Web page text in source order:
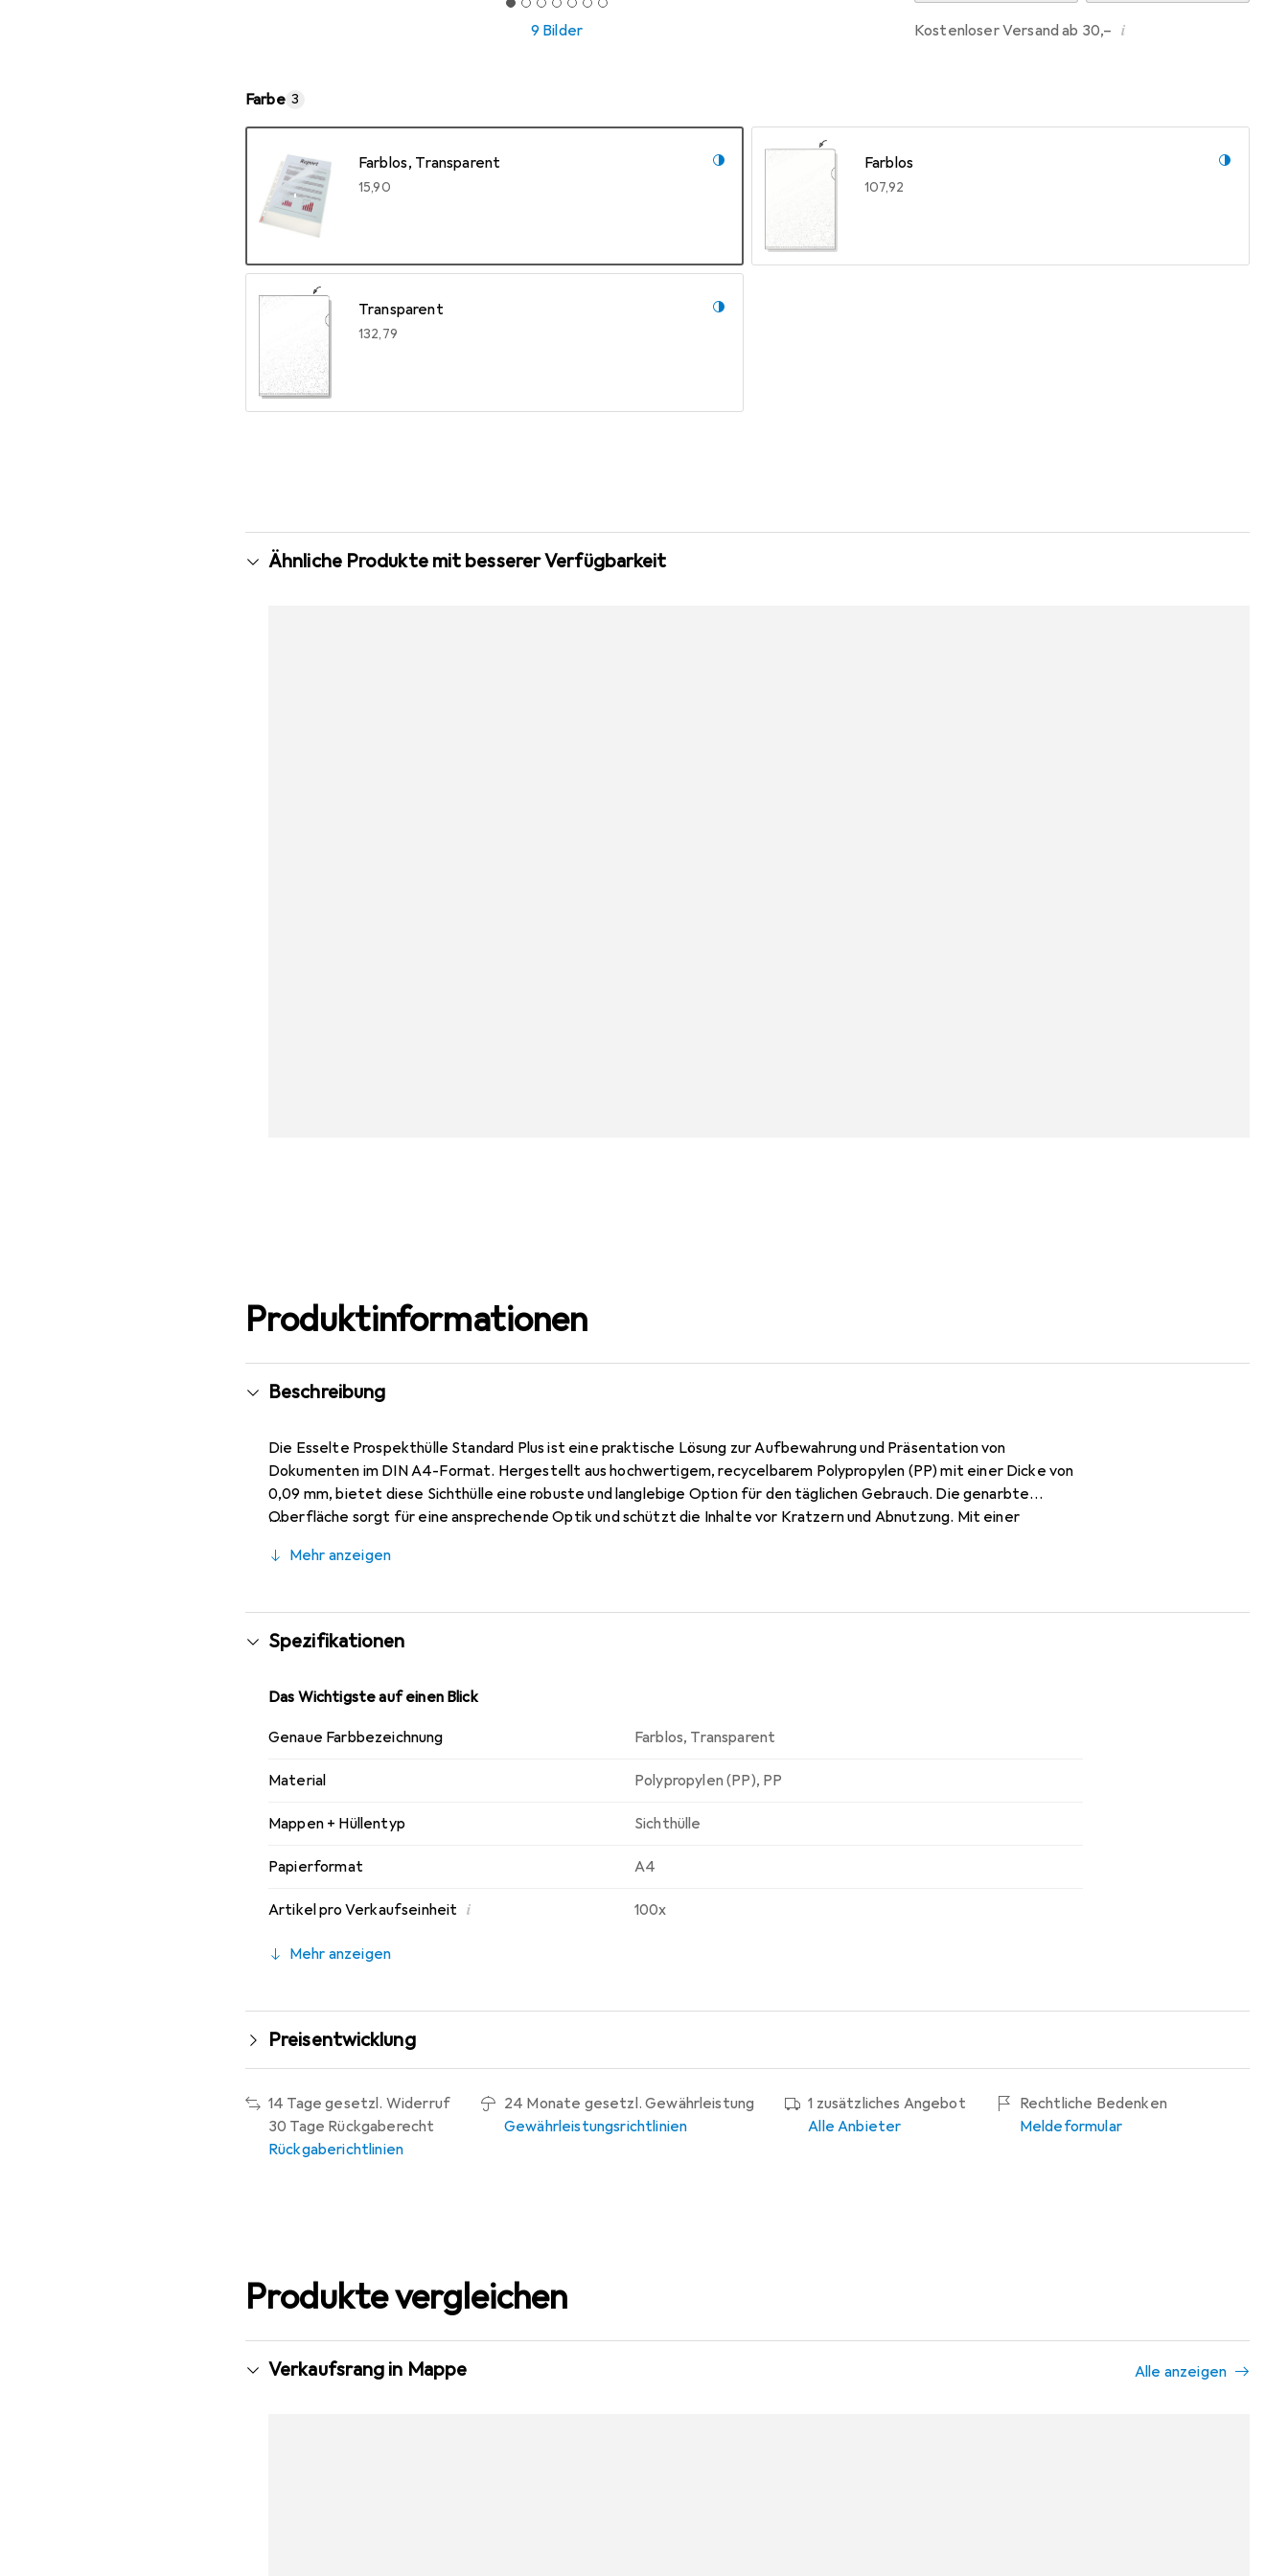
9 Bilder Kostenloser Versand ab 30,– i
Farbe 3
Farblos, Transparent
EUR
15,90
Farblos
EUR
107,92
Transparent
EUR
132,79
Ähnliche Produkte mit besserer Verfügbarkeit
Produktinformationen
Beschreibung
Die Esselte Prospekthülle Standard Plus ist eine praktische Lösung zur Aufbewahrung und Präsentation von
Dokumenten im DIN A4-Format. Hergestellt aus hochwertigem, recycelbarem Polypropylen (PP) mit einer Dicke von
0,09 mm, bietet diese Sichthülle eine robuste und langlebige Option für den täglichen Gebrauch. Die genarbte
Oberfläche sorgt für eine ansprechende Optik und schützt die Inhalte vor Kratzern und Abnutzung. Mit einer
Universallochung und der verstärkte Lochrand gewährleisten eine sichere Ablage in Ordnern und Mappen. Diese Hülle
beeinträchtigen könnten. Im Lieferumfang sind 100 Stück enthalten, was sie zu einer kosteneffizienten Wahl für
Büros, Schulen und den privaten Gebrauch macht.
Mehr anzeigen
Spezifikationen
Das Wichtigste auf einen Blick
Genaue Farbbezeichnung Farblos, Transparent
Material Polypropylen (PP), PP
Mappen + Hüllentyp Sichthülle
Papierformat A4
Artikel pro Verkaufseinheit i 100x
Mehr anzeigen
Preisentwicklung
14 Tage gesetzl. Widerruf
30 Tage Rückgaberecht
Rückgaberichtlinien
24 Monate gesetzl. Gewährleistung
Gewährleistungsrichtlinien
1 zusätzliches Angebot
Alle Anbieter
Rechtliche Bedenken
Meldeformular
Produkte vergleichen
Verkaufsrang in Mappe Alle anzeigen